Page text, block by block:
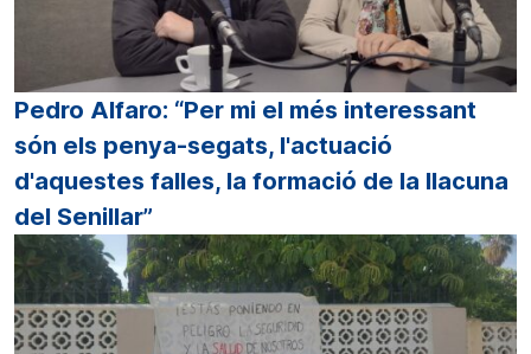
Pedro Alfaro: “Per mi el més interessant
són els penya-segats, l'actuació
d'aquestes falles, la formació de la llacuna
del Senillar”